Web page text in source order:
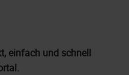
einfach und schnell